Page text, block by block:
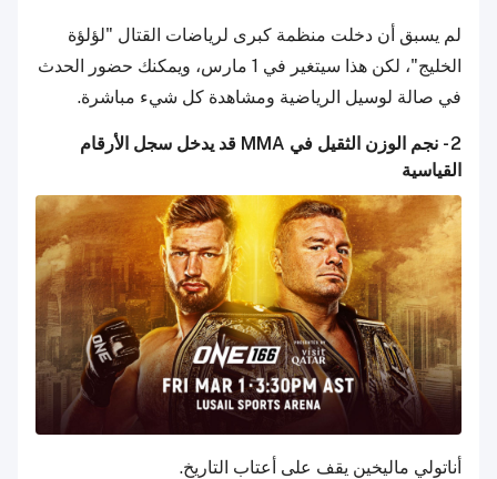
لم يسبق أن دخلت منظمة كبرى لرياضات القتال "لؤلؤة
الخليج"، لكن هذا سيتغير في 1 مارس، ويمكنك حضور الحدث
في صالة لوسيل الرياضية ومشاهدة كل شيء مباشرة.
2 - نجم الوزن الثقيل في MMA قد يدخل سجل الأرقام
القياسية
أناتولي ماليخين يقف على أعتاب التاريخ.